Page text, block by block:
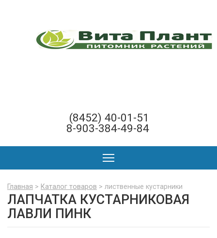
(8452) 40-01-51
8-903-384-49-84
Главная > Каталог товаров > лиственные кустарники
ЛАПЧАТКА КУСТАРНИКОВАЯ
ЛАВЛИ ПИНК